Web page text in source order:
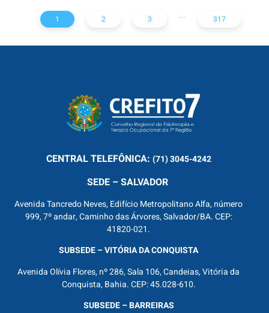
1 2 3 ... 317
CENTRALTELEFÔNICA: (71) 3045-4242
SEDE – SALVADOR
Avenida Tancredo Neves, Edifício Metropolitano Alfa, número
999, 7º andar, Caminho das Árvores, Salvador/BA. CEP:
41820-021.
SUBSEDE – VITÓRIA DA CONQUISTA
Avenida Olívia Flores, nº 286, Sala 106, Candeias, Vitória da
Conquista, Bahia. CEP: 45.028-610.
SUBSEDE – BARREIRAS